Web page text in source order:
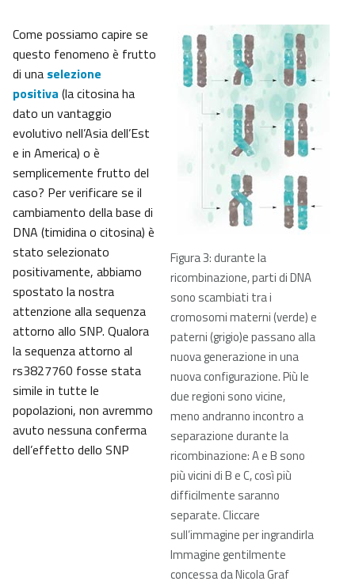
Figura 3: durante la
ricombinazione, parti di DNA
sono scambiati tra i
cromosomi materni (verde) e
paterni (grigio)e passano alla
nuova generazione in una
nuova configurazione. Più le
due regioni sono vicine,
meno andranno incontro a
separazione durante la
ricombinazione: A e B sono
più vicini di B e C, così più
difficilmente saranno
separate. Cliccare
sull’immagine per ingrandirla
Immagine gentilmente
concessa da Nicola Graf
Come possiamo capire se
questo fenomeno è frutto
di una selezione
positiva (la citosina ha
dato un vantaggio
evolutivo nell’Asia dell’Est
e in America) o è
semplicemente frutto del
caso? Per verificare se il
cambiamento della base di
DNA (timidina o citosina) è
stato selezionato
positivamente, abbiamo
spostato la nostra
attenzione alla sequenza
attorno allo SNP. Qualora
la sequenza attorno al
rs3827760 fosse stata
simile in tutte le
popolazioni, non avremmo
avuto nessuna conferma
dell’effetto dello SNP